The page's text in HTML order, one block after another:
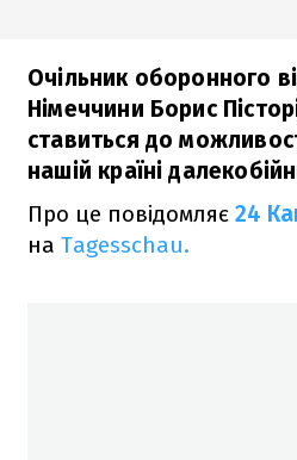
Очільник оборонного
Німеччини Борис
ставиться до
нашій країні
Про це повідомляє 24
на Tagesschau.